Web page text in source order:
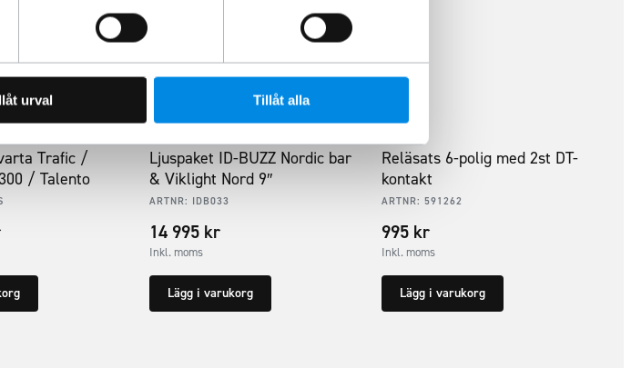
urval Tillåt alla
Trafic /
/ Talento
Ljuspaket ID-BUZZ Nordic bar
& Viklight Nord 9″
ARTNR: IDB033
14 995 kr
Inkl. moms
Lägg i varukorg
Reläsats 6-polig med 2st DT-
kontakt
ARTNR:591262
995 kr
Inkl. moms
Lägg i varukorg